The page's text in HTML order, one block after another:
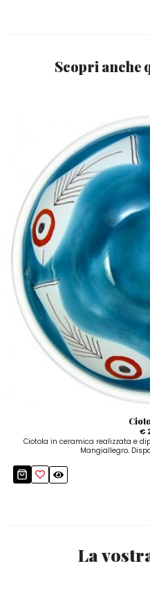
Scopri anche
€
Ciotola in ceramica realizzata e
Mangiallegro.
La